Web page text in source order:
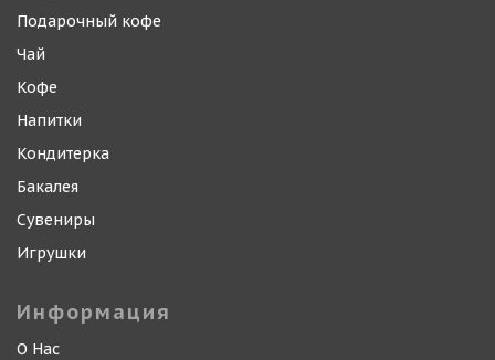
Подарочный кофе
Чай
Кофе
Напитки
Кондитерка
Бакалея
Сувениры
Игрушки
Информация
О Нас